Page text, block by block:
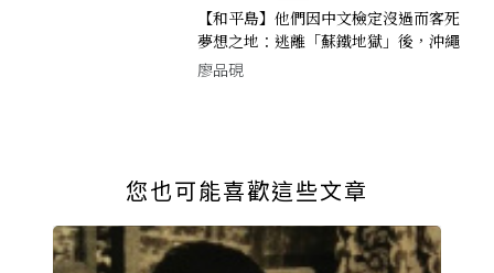
【和平島】他們因中文檢定沒過而客死
夢想之地：逃離「蘇鐵地獄」後，沖繩
人的環太平洋足跡
廖品硯
您也可能喜歡這些文章